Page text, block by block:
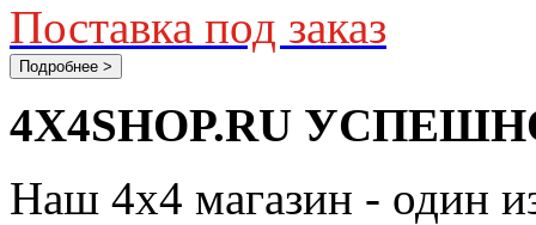
Поставка под заказ
Подробнее >
4X4SHOP.RU
Наш 4x4 магазин - один